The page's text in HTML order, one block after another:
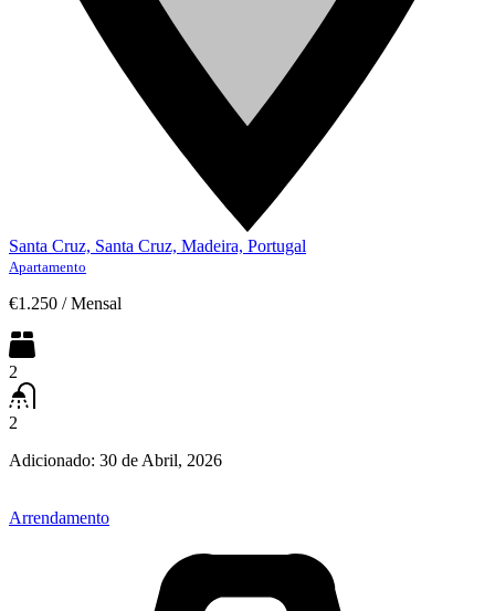
Santa Cruz, Santa Cruz, Madeira, Portugal
Apartamento
€1.250 / Mensal
2
2
Adicionado: 30 de Abril, 2026
Arrendamento